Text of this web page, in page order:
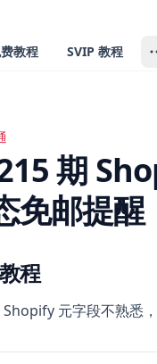
教程 SVIP 教程
Shopify 元对象使用
期
免邮提醒
程
元字段不熟悉